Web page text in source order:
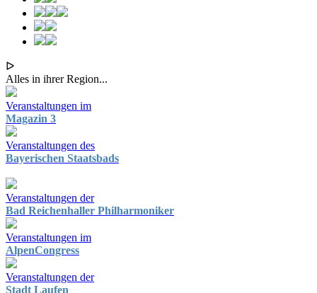
ᐅ
Alles in ihrer Region...
Veranstaltungen im
Magazin 3
Veranstaltungen des
Bayerischen Staatsbads
Veranstaltungen der
Bad Reichenhaller Philharmoniker
Veranstaltungen im
AlpenCongress
Veranstaltungen der
Stadt Laufen